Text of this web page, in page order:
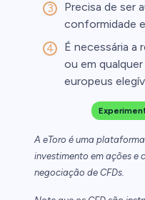
Precisa de ser
conformidade
É necessária a
ou em
europeus
A eToro é uma
investimento em ações e
negociação de CFDs.